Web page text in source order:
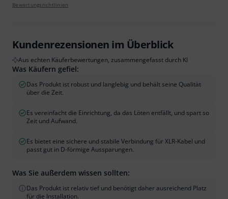
Bewertungsrichtlinien
Kundenrezensionen im Überblick
Aus echten Käuferbewertungen, zusammengefasst durch KI
Was Käufern gefiel:
Das Produkt ist robust und langlebig und behält seine Qualität
über die Zeit.
Es vereinfacht die Einrichtung, da das Löten entfällt, und spart so
Zeit und Aufwand.
Es bietet eine sichere und stabile Verbindung für XLR-Kabel und
passt gut in D-förmige Aussparungen.
Was Sie außerdem wissen sollten:
Das Produkt ist relativ tief und benötigt daher ausreichend Platz
für die Installation.